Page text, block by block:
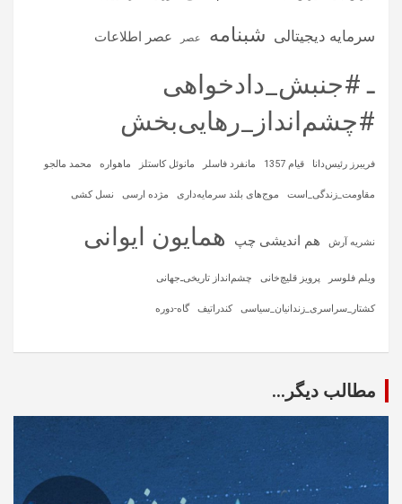
سرمایه‌ دیجیتالی شبنامه عصر عصر اطلاعات
ـ #جنبش_دادخواهی
#چشم‌انداز_رهایی‌بخش
فریبرز رئیس‌دانا قیام 1357 مانفرد فاسلر مانوئل کاستلز ماهواره‌ محمد مالجو
مقاومت_زندگی_است موج‌های بلند سرمایه‌داری مژده ارسی نسل کشی
نشریه آرش هم اندیشی چپ همایون ایوانی
ویلم فلوسر پرویز قلیچ‌خانی چشم‌انداز تاریخی‌ـ‌جهانی
کشتار_سراسری_زندانیان_سیاسی کندراتیف گاه-دوره
مطالب دیگر...